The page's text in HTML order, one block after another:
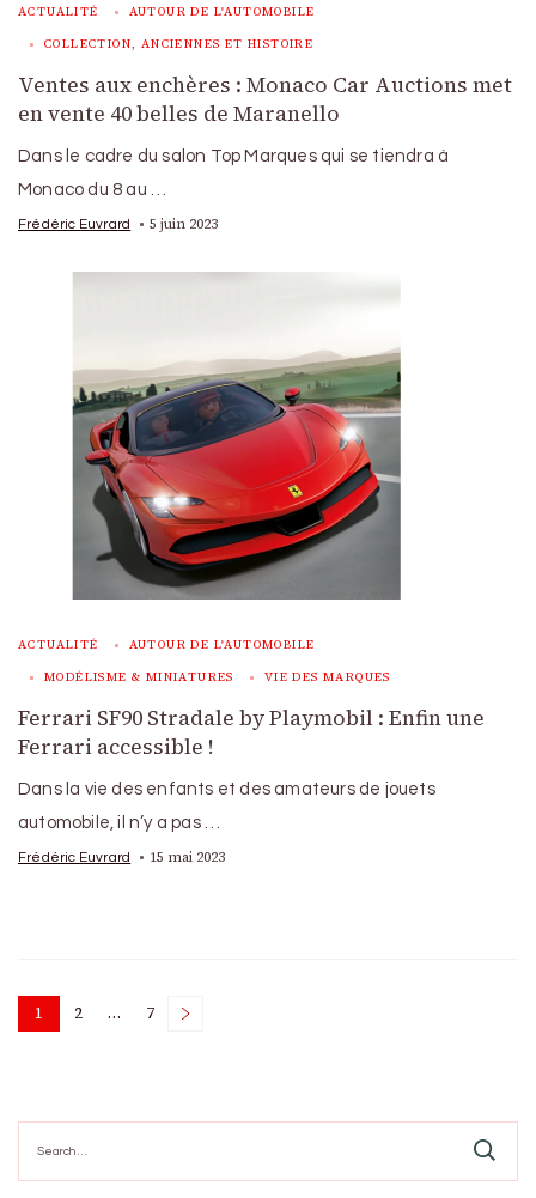
ACTUALITÉ AUTOUR DE L'AUTOMOBILE
COLLECTION, ANCIENNES ET HISTOIRE
Ventes aux enchères : Monaco Car Auctions met
en vente 40 belles de Maranello
Dans le cadre du salon Top Marques qui se tiendra à
Monaco du 8 au …
Frédéric Euvrard 5 juin 2023
ACTUALITÉ AUTOUR DE L'AUTOMOBILE
MODÉLISME & MINIATURES VIE DES MARQUES
Ferrari SF90 Stradale by Playmobil : Enfin une
Ferrari accessible !
Dans la vie des enfants et des amateurs de jouets
automobile, il n’y a pas …
Frédéric Euvrard 15 mai 2023
Posts
Page
1 Page
2 … Page
7
for: